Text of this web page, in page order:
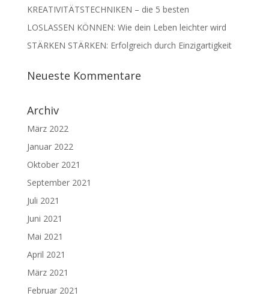
KREATIVITÄTSTECHNIKEN – die 5 besten
LOSLASSEN KÖNNEN: Wie dein Leben leichter wird
STÄRKEN STÄRKEN: Erfolgreich durch Einzigartigkeit
Neueste Kommentare
Archiv
März 2022
Januar 2022
Oktober 2021
September 2021
Juli 2021
Juni 2021
Mai 2021
April 2021
März 2021
Februar 2021